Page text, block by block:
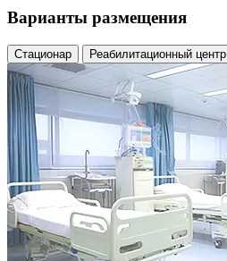
Варианты размещения
Стационар Реабилитационный центр